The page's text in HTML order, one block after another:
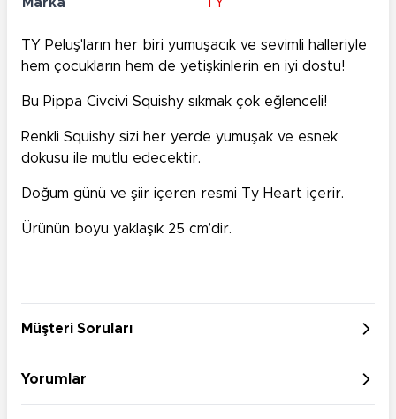
TY Peluş'ların her biri yumuşacık ve sevimli halleriyle
hem çocukların hem de yetişkinlerin en iyi dostu!
Bu Pippa Civcivi Squishy sıkmak çok eğlenceli!
Renkli Squishy sizi her yerde yumuşak ve esnek
dokusu ile mutlu edecektir.
Doğum günü ve şiir içeren resmi Ty Heart içerir.
Ürünün boyu yaklaşık 25 cm’dir.
Müşteri Soruları
Yorumlar